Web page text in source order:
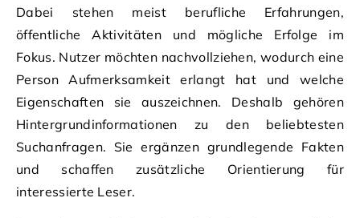
Dabei stehen meist berufliche Erfahrungen,
öffentliche Aktivitäten und mögliche Erfolge im
Fokus. Nutzer möchten nachvollziehen, wodurch eine
Person Aufmerksamkeit erlangt hat und welche
Eigenschaften sie auszeichnen. Deshalb gehören
Hintergrundinformationen zu den beliebtesten
Suchanfragen. Sie ergänzen grundlegende Fakten
und schaffen zusätzliche Orientierung für
interessierte Leser.